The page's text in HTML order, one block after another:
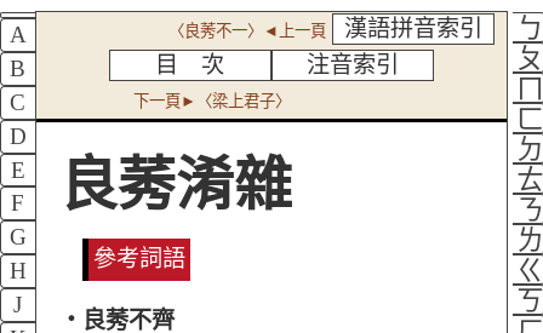
A
B
C
D
E
F
G
H
J
〈良莠不一〉◄上一頁
漢語拼音索引
目 次
注音索引
下一頁►〈梁上君子〉
良莠淆雜
參考詞語
‧良莠不齊